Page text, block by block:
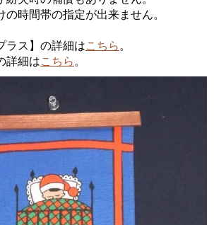
の時間帯の指定が出来ません。
ラス】の詳細はこちら 。
詳細はこちら 。